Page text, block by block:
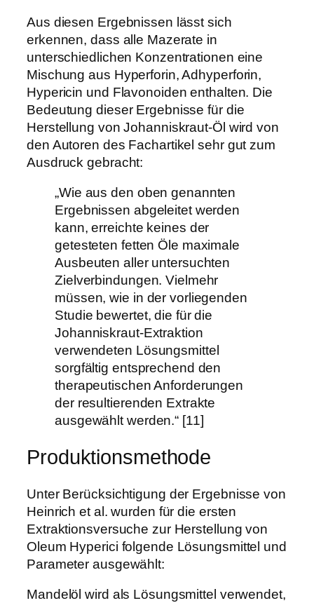
Aus diesen Ergebnissen lässt sich
erkennen, dass alle Mazerate in
unterschiedlichen Konzentrationen eine
Mischung aus Hyperforin, Adhyperforin,
Hypericin und Flavonoiden enthalten. Die
Bedeutung dieser Ergebnisse für die
Herstellung von Johanniskraut-Öl wird von
den Autoren des Fachartikel sehr gut zum
Ausdruck gebracht:
„Wie aus den oben genannten
Ergebnissen abgeleitet werden
kann, erreichte keines der
getesteten fetten Öle maximale
Ausbeuten aller untersuchten
Zielverbindungen. Vielmehr
müssen, wie in der vorliegenden
Studie bewertet, die für die
Johanniskraut-Extraktion
verwendeten Lösungsmittel
sorgfältig entsprechend den
therapeutischen Anforderungen
der resultierenden Extrakte
ausgewählt werden.“ [11]
Produktionsmethode
Unter Berücksichtigung der Ergebnisse von
Heinrich et al. wurden für die ersten
Extraktionsversuche zur Herstellung von
Oleum Hyperici folgende Lösungsmittel und
Parameter ausgewählt:
Mandelöl wird als Lösungsmittel verwendet,